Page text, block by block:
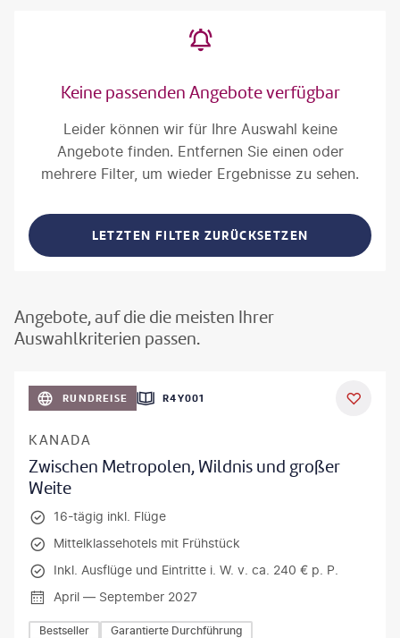
Keine passenden Angebote verfügbar
Leider können wir für Ihre Auswahl keine
Angebote finden. Entfernen Sie einen oder
mehrere Filter, um wieder Ergebnisse zu sehen.
LETZTEN FILTER ZURÜCKSETZEN
Angebote, auf die die meisten Ihrer
Auswahlkriterien passen.
RUNDREISE R4Y001
KANADA
Zwischen Metropolen, Wildnis und großer
Weite
16-tägig inkl. Flüge
Mittelklassehotels mit Frühstück
Inkl. Ausflüge und Eintritte i. W. v. ca. 240 € p. P.
April — September 2027
Bestseller
Garantierte Durchführung